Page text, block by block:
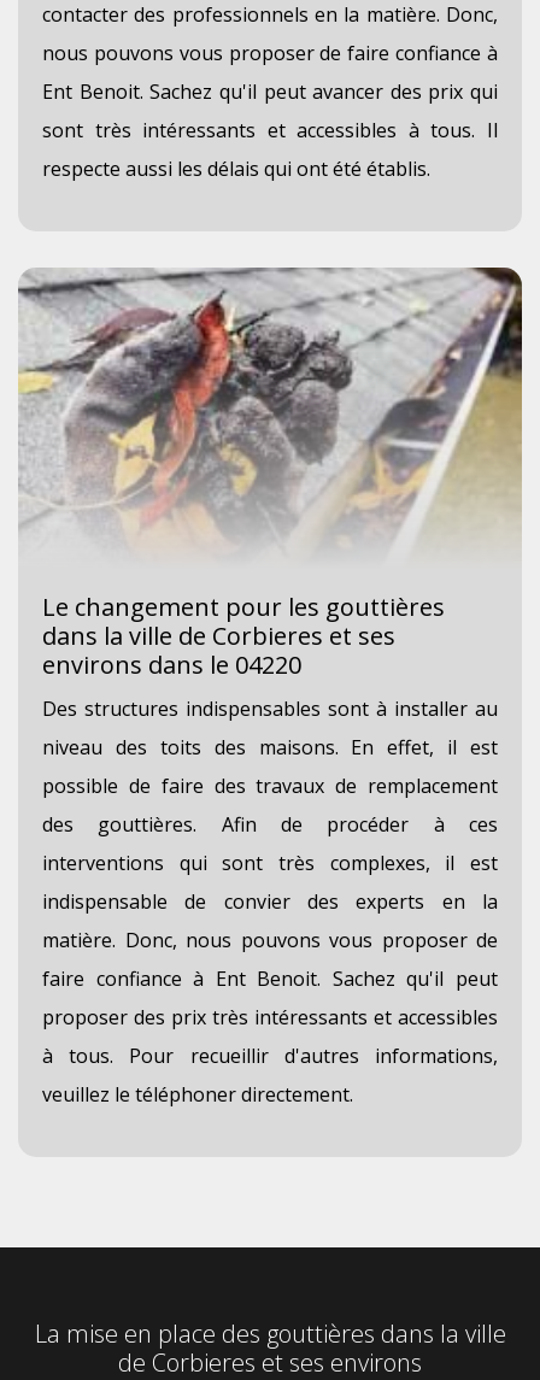
contacter des professionnels en la matière. Donc,
nous pouvons vous proposer de faire confiance à
Ent Benoit. Sachez qu'il peut avancer des prix qui
sont très intéressants et accessibles à tous. Il
respecte aussi les délais qui ont été établis.
Le changement pour les gouttières
dans la ville de Corbieres et ses
environs dans le 04220
Des structures indispensables sont à installer au
niveau des toits des maisons. En effet, il est
possible de faire des travaux de remplacement
des gouttières. Afin de procéder à ces
interventions qui sont très complexes, il est
indispensable de convier des experts en la
matière. Donc, nous pouvons vous proposer de
faire confiance à Ent Benoit. Sachez qu'il peut
proposer des prix très intéressants et accessibles
à tous. Pour recueillir d'autres informations,
veuillez le téléphoner directement.
La mise en place des gouttières dans la ville
de Corbieres et ses environs